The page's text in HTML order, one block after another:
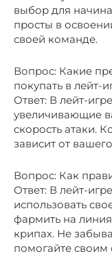
выбор для
просты в
своей команде.
Вопрос: Какие
покупать в лейт-
Ответ: В лейт-
увеличивающие
скорость атаки.
зависит от
Вопрос: Как
Ответ: В лейт-
использовать
фармить на
крипах. Не
помогайте